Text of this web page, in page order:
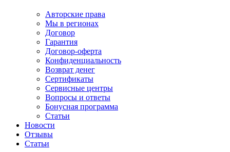
Авторские права
Мы в регионах
Договор
Гарантия
Договор-оферта
Конфиденциальность
Возврат денег
Сертификаты
Сервисные центры
Вопросы и ответы
Бонусная программа
Статьи
Новости
Отзывы
Статьи